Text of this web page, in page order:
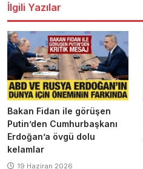
İlgili Yazılar
Bakan Fidan ile görüşen
Putin’den Cumhurbaşkanı
Erdoğan’a övgü dolu
kelamlar
19 Haziran 2026